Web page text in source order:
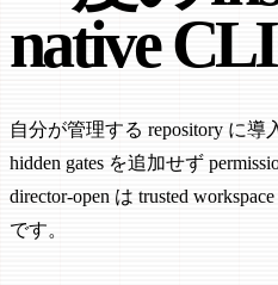
native
自分が管理する repository に導
hidden gates を追加せず
director-open は trusted
です。